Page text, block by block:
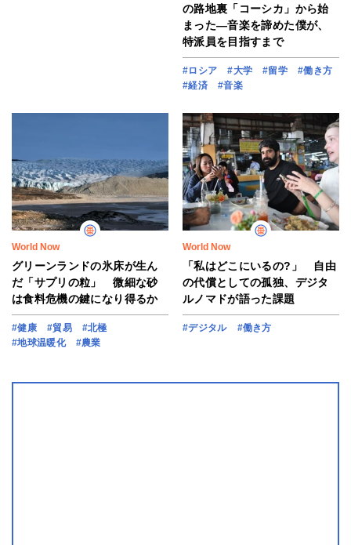
の路地裏「コーシカ」から始
まった―音楽を諦めた僕が、
特派員を目指すまで
#ロシア #大学 #留学
#働き方
#経済
#音楽
World Now
グリーンランドの氷床が生ん
だ「サプリの粒」 微細な砂
は食料危機の鍵になり得るか
#健康 #貿易
#北極
#地球温暖化
#農業
World Now
「私はどこにいるの?」 自由
の代償としての孤独、デジタ
ルノマドが語った課題
#デジタル #働き方